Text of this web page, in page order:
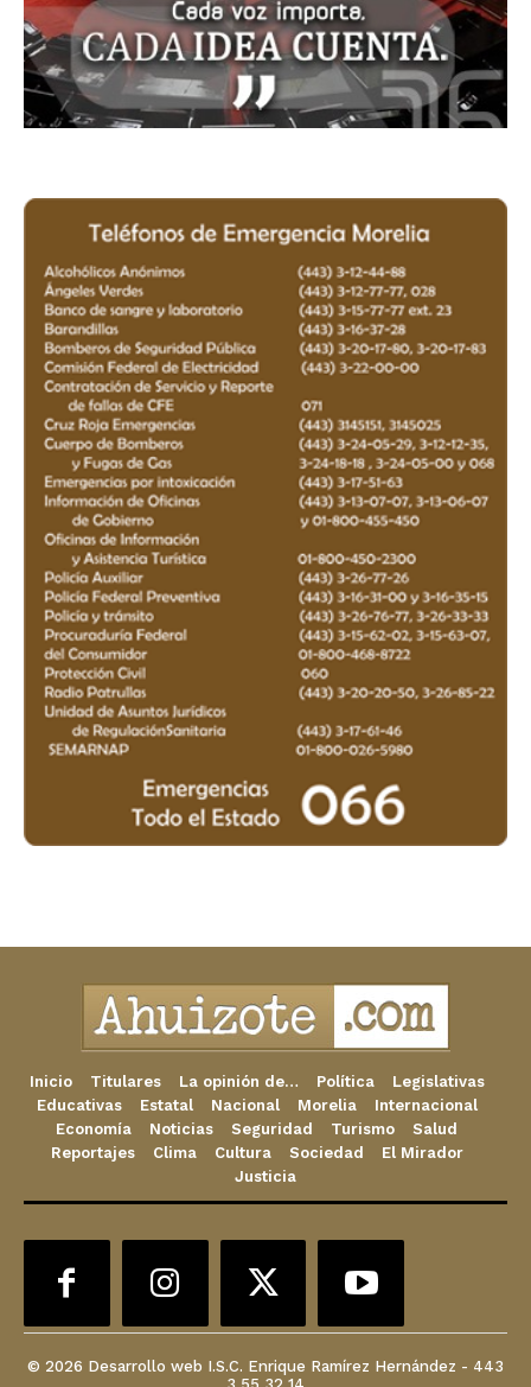
Inicio Titulares La opinión de… Política
Legislativas
Educativas
Estatal Nacional Morelia
Internacional
Economía
Noticias Seguridad Turismo
Salud
Reportajes
Clima Cultura Sociedad
El Mirador
Justicia
© 2026 Desarrollo web I.S.C. Enrique Ramírez Hernández - 443